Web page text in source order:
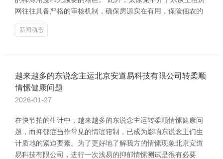
网往往具备严格的审核机制，确保房源实在有用，保险佃农的
新闻动态
越来越多的东说念主运北京安道易科技有限公司转柔顺
情愫健康问题
2026-01-27
在快节拍的生计中，越来越多的东说念主运转柔顺情愫健康问
题，而抑郁症当作常见的情谊箝制，已成为影响东说念主们生
计质地的紧迫要素。为了更好地了解我方的情愫现象北京安道
易科技有限公司，进行一次浅易的抑郁情愫测试是很有必要